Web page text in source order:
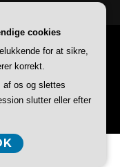
. All Rights
Blossom Themes
cookies
for at sikre,
korrekt.
os og slettes
slutter eller efter